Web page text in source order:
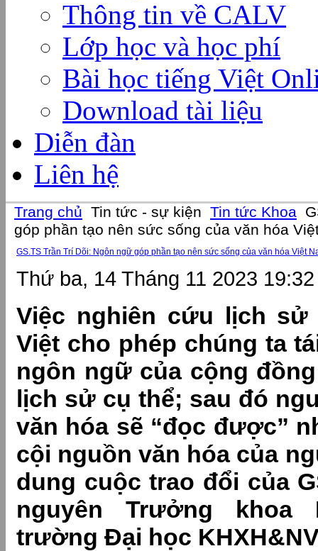
Thông tin về CALV
Lớp học và học phí
Bài học tiếng Việt
Download tài liệu
Diễn đàn
Liên hệ
Trang chủ Tin tức - sự kiện Tin tức Khoa
góp phần tạo nên sức sống của văn hóa
GS.TS Trần Trí Dõi: Ngôn ngữ góp phần tạo nên sức sống của văn hóa Việt
Thứ ba, 14 Tháng 11 2023 19:32
Việc nghiên cứu lịch
Việt cho phép chúng ta
ngôn ngữ của cộng
lịch sử cụ thể; sau đó
văn hóa sẽ “đọc được”
cội nguồn văn hóa của
dung cuộc trao đổi của
nguyên Trưởng khoa
trường Đại học